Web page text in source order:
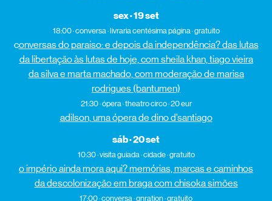
sex · 19 set
18:00 · conversa · livraria centésima página · gratuito
conversas do paraíso: e depois da independência? das lutas
da libertação às lutas de hoje, com sheila khan, tiago vieira
da silva e marta machado, com moderação de marisa
rodrigues (bantumen)
21:30 · ópera · theatro circo · 20 eur
adilson, uma ópera de dino d’santiago
sáb · 20 set
10:30 · visita guiada · cidade · gratuito
o império ainda mora aqui? memórias, marcas e caminhos
da descolonização em braga com chisoka simões
17:00 · conversa · gnration · gratuito